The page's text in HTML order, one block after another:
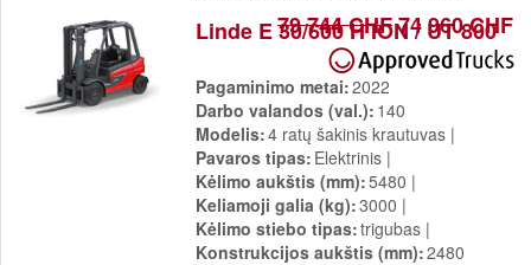
79 744 CHF74 960 CHF
Linde E 30/600 H ION / UT 800
Pagaminimo metai 2022
Darbo valandos (val.) 140
Modelis 4 ratų šakinis krautuvas
Pavaros tipas Elektrinis
Kėlimo aukštis (mm) 5480
Keliamoji galia (kg) 3000
Kėlimo stiebo tipas trigubas
Konstrukcijos aukštis (mm) 2480